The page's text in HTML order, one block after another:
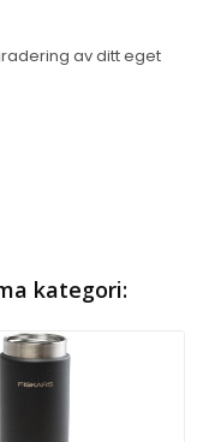
av ditt eget
kategori: